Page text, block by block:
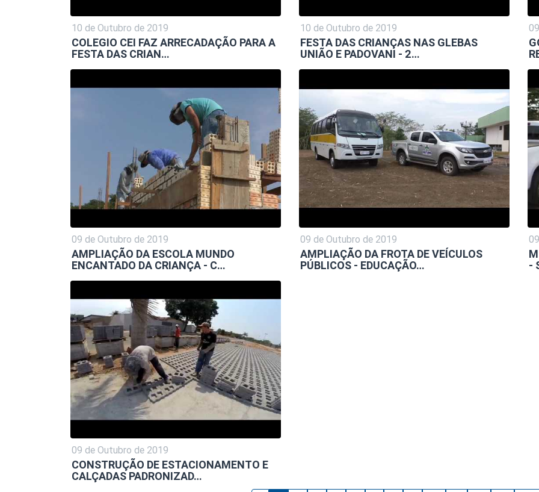
10 de Outubro de 2019
COLEGIO CEI FAZ ARRECADAÇÃO PARA A
FESTA DAS CRIAN…
10 de Outubro de 2019
FESTA DAS CRIANÇAS NAS GLEBAS
UNIÃO E PADOVANI - 2…
09 de Outubro de 2019
AMPLIAÇÃO DA ESCOLA MUNDO
ENCANTADO DA CRIANÇA - C…
09 de Outubro de 2019
AMPLIAÇÃO DA FROTA DE VEÍCULOS
PÚBLICOS - EDUCAÇÃO…
-
09 de Outubro de 2019
CONSTRUÇÃO DE ESTACIONAMENTO E
CALÇADAS PADRONIZAD…